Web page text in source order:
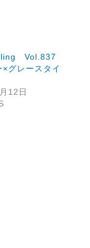
Vol.837
×グレースタイ
12日